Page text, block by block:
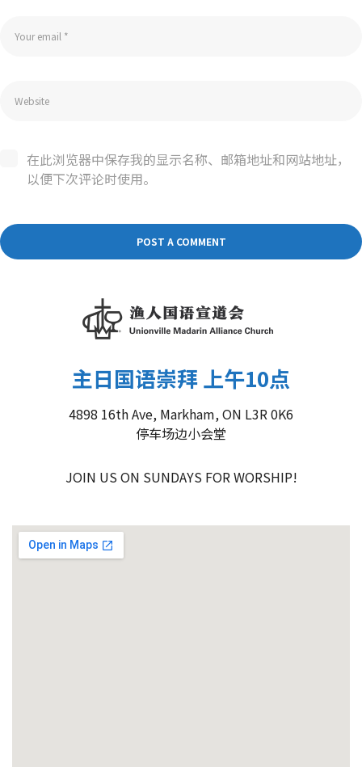
在此浏览器中保存我的显示名称、邮箱地址和网站地址，
以便下次评论时使用。
主日国语崇拜 上午10点
4898 16th Ave, Markham, ON L3R 0K6
停车场边小会堂
JOIN US ON SUNDAYS FOR WORSHIP!